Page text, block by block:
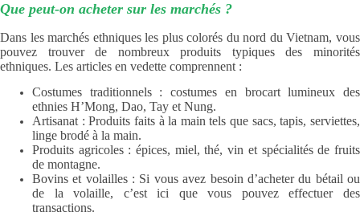
Que peut-on acheter sur les marchés ?
Dans les marchés ethniques les plus colorés du nord du Vietnam, vous
pouvez trouver de nombreux produits typiques des minorités
ethniques. Les articles en vedette comprennent :
Costumes traditionnels : costumes en brocart lumineux des
ethnies H’Mong, Dao, Tay et Nung.
Artisanat : Produits faits à la main tels que sacs, tapis, serviettes,
linge brodé à la main.
Produits agricoles : épices, miel, thé, vin et spécialités de fruits
de montagne.
Bovins et volailles : Si vous avez besoin d’acheter du bétail ou
de la volaille, c’est ici que vous pouvez effectuer des
transactions.